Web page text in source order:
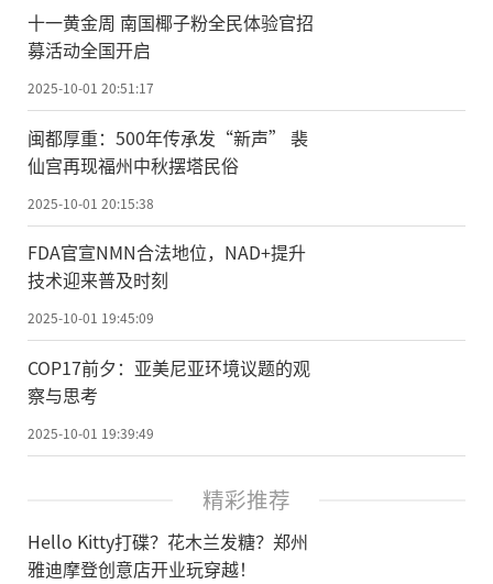
十一黄金周 南国椰子粉全民体验官招
募活动全国开启
2025-10-01 20:51:17
闽都厚重：500年传承发“新声” 裴
仙宫再现福州中秋摆塔民俗
2025-10-01 20:15:38
FDA官宣NMN合法地位，NAD+提升
技术迎来普及时刻
2025-10-01 19:45:09
COP17前夕：亚美尼亚环境议题的观
察与思考
2025-10-01 19:39:49
精彩推荐
Hello Kitty打碟？花木兰发糖？郑州
雅迪摩登创意店开业玩穿越！